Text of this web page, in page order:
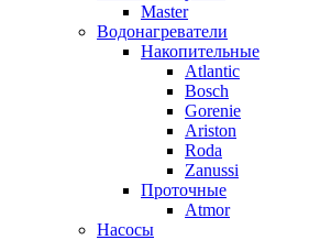
Master
Водонагреватели
Накопительные
Atlantic
Bosch
Gorenie
Ariston
Roda
Zanussi
Проточные
Atmor
Насосы